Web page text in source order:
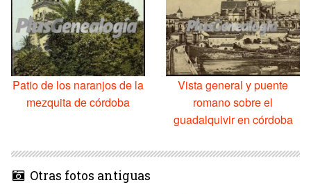
Patio de los naranjos de la
mezquita de córdoba
Vista general y puente
romano sobre el
guadalquivir en córdoba
Otras fotos antiguas